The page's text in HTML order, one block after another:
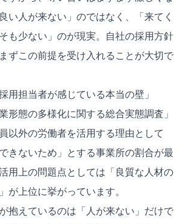
い人が来ない」のではなく、「来てく
も少ない」のが現実。自社の採用方針
ずこの前提を受け入れることが大切で
用担当者が感じている本当の壁」
業形態の多様化に関する総合実態調査」
以外の労働者を活用する理由として
きないため」とする事業所の割合が最
用上の問題点としては「良質な人材の
が上位に挙がっています。
抱えているのは「人が来ない」だけで